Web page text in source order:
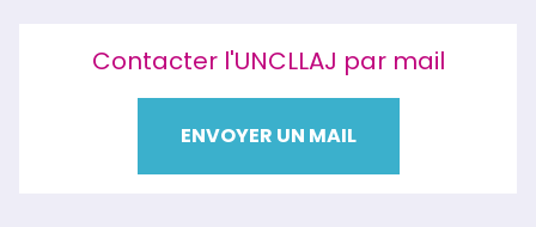
Contacter l'UNCLLAJ par mail
ENVOYER UN MAIL